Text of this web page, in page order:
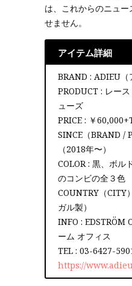
は、これからのニュ
せません。
アイテム詳細
BRAND : ADIEU（
PRODUCT : レー
ューズ
PRICE : ￥
SINCE（BRAND /
（2018年〜）
COLOR : 黒、ボル
のコンビの全３色
COUNTRY（CITY
ガル製）
INFO : EDSTRÖM
ーム オフィス
TEL : 03-6427-
https://